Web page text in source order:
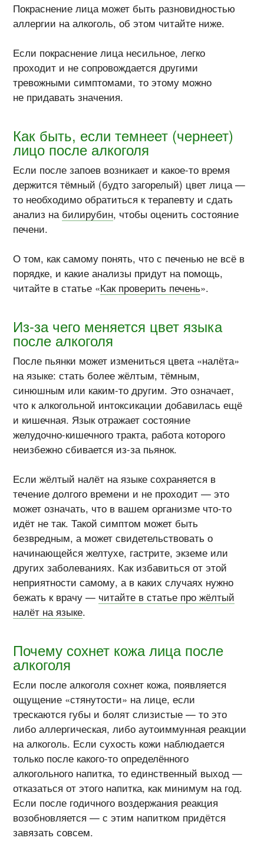
Покраснение лица может быть разновидностью
аллергии на алкоголь, об этом читайте ниже.
Если покраснение лица несильное, легко
проходит и не сопровождается другими
тревожными симптомами, то этому можно
не придавать значения.
Как быть, если темнеет (чернеет)
лицо после алкоголя
Если после запоев возникает и какое-то время
держится тёмный (будто загорелый) цвет лица —
то необходимо обратиться к терапевту и сдать
анализ на билирубин, чтобы оценить состояние
печени.
О том, как самому понять, что с печенью не всё в
порядке, и какие анализы придут на помощь,
читайте в статье «Как проверить печень».
Из-за чего меняется цвет языка
после алкоголя
После пьянки может измениться цвета «налёта»
на языке: стать более жёлтым, тёмным,
синюшным или каким-то другим. Это означает,
что к алкогольной интоксикации добавилась ещё
и кишечная. Язык отражает состояние
желудочно-кишечного тракта, работа которого
неизбежно сбивается из-запьянок.
Если жёлтый налёт на языке сохраняется в
течение долгого времени и не проходит — это
может означать, что в вашем организме что-то
идёт не так. Такой симптом может быть
безвредным, а может свидетельствовать о
начинающейся желтухе, гастрите, экземе или
других заболеваниях. Как избавиться от этой
неприятности самому, а в каких случаях нужно
бежать к врачу — читайте в статье про жёлтый
налёт на языке.
Почему сохнет кожа лица после
алкоголя
Если после алкоголя сохнет кожа, появляется
ощущение «стянутости» на лице, если
трескаются губы и болят слизистые — то это
либо аллергическая, либо аутоиммунная реакции
на алкоголь. Если сухость кожи наблюдается
только после какого-то определённого
алкогольного напитка, то единственный выход —
отказаться от этого напитка, как минимум на год.
Если после годичного воздержания реакция
возобновляется — с этим напитком придётся
завязать совсем.